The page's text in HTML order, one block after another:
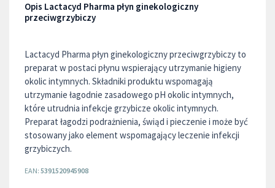
Opis Lactacyd Pharma płyn ginekologiczny
przeciwgrzybiczy
Lactacyd Pharma płyn ginekologiczny przeciwgrzybiczy to
preparat w postaci płynu wspierający utrzymanie higieny
okolic intymnych. Składniki produktu wspomagają
utrzymanie łagodnie zasadowego pH okolic intymnych,
które utrudnia infekcje grzybicze okolic intymnych.
Preparat łagodzi podrażnienia, świąd i pieczenie i może być
stosowany jako element wspomagający leczenie infekcji
grzybiczych.
EAN: 5391520945908